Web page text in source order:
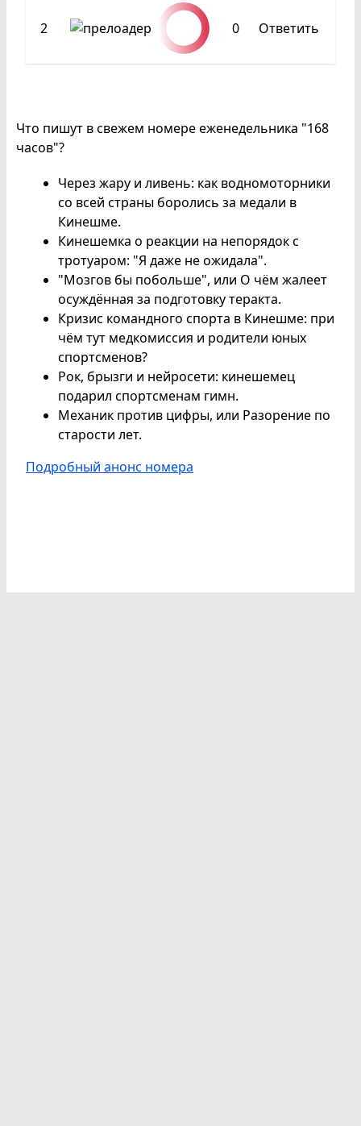
2 0 Ответить
Что пишут в свежем номере еженедельника "168
часов"?
Через жару и ливень: как водномоторники
со всей страны боролись за медали в
Кинешме.
Кинешемка о реакции на непорядок с
тротуаром: "Я даже не ожидала".
"Мозгов бы побольше", или О чём жалеет
осуждённая за подготовку теракта.
Кризис командного спорта в Кинешме: при
чём тут медкомиссия и родители юных
спортсменов?
Рок, брызги и нейросети: кинешемец
подарил спортсменам гимн.
Механик против цифры, или Разорение по
старости лет.
Подробный анонс номера